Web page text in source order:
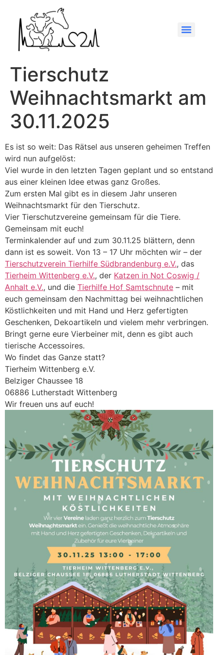
Tierschutz
Weihnachtsmarkt am
30.11.2025
Es ist so weit: Das Rätsel aus unseren geheimen Treffen
wird nun aufgelöst:
Viel wurde in den letzten Tagen geplant und so entstand
aus einer kleinen Idee etwas ganz Großes.
Zum ersten Mal gibt es in diesem Jahr unseren
Weihnachtsmarkt für den Tierschutz.
Vier Tierschutzvereine gemeinsam für die Tiere.
Gemeinsam mit euch!
Terminkalender auf und zum 30.11.25 blättern, denn
dann ist es soweit. Von 13 – 17 Uhr möchten wir – der
Tierschutzverein Tierhilfe Südbrandenburg e.V., das
Tierheim Wittenberg e.V., der Katzen in Not Coswig /
Anhalt e.V., und die Tierhilfe Hof Samtschnute – mit
euch gemeinsam den Nachmittag bei weihnachtlichen
Köstlichkeiten und mit Hand und Herz gefertigten
Geschenken, Dekoartikeln und vielem mehr verbringen.
Bringt gerne eure Vierbeiner mit, denn es gibt auch
tierische Accessoires.
Wo findet das Ganze statt?
Tierheim Wittenberg e.V.
Belziger Chaussee 18
06886 Lutherstadt Wittenberg
Wir freuen uns auf euch!